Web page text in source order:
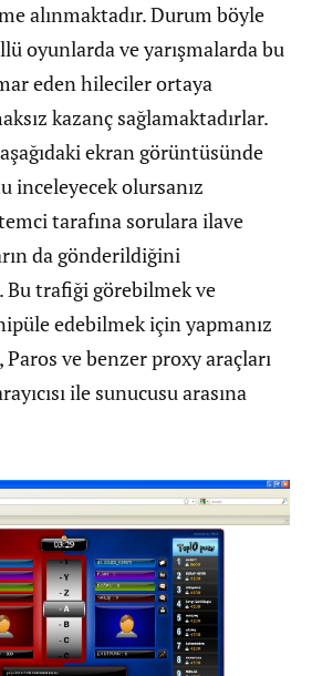
alınmaktadır. Durum böyle
oyunlarda ve yarışmalarda bu
eden hileciler ortaya
kazanç sağlamaktadırlar.
ekran görüntüsünde
inceleyecek olursanız
tarafına sorulara ilave
da gönderildiğini
trafiği görebilmek ve
edebilmek için yapmanız
Paros ve benzer proxy araçları
ile sunucusu arasına